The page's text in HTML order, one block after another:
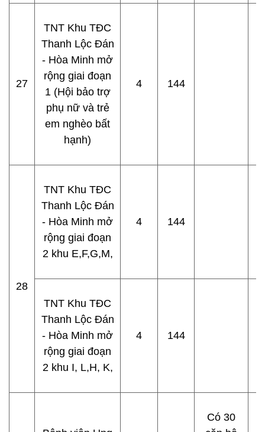
27
TNT Khu TĐC
Thanh Lộc Đán
- Hòa Minh mở
rộng giai đoạn
1 (Hội bảo trợ
phụ nữ và trẻ
em nghèo bất
hạnh)
4 144
28
TNT Khu TĐC
Thanh Lộc Đán
- Hòa Minh mở
rộng giai đoạn
2 khu E,F,G,M,
4 144
TNT Khu TĐC
Thanh Lộc Đán
- Hòa Minh mở
rộng giai đoạn
2 khu I, L,H, K,
4 144
Có 30